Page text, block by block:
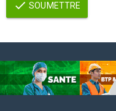
SOUMETTRE